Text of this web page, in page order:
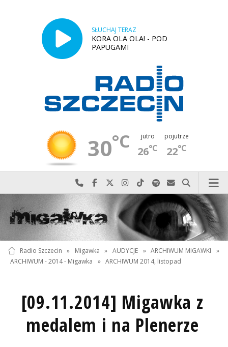
SŁUCHAJ TERAZ
KORA OLA OLA! - POD
PAPUGAMI
30°C jutro
26°C
pojutrze
22°C
Najlepiej po prostu do nas zadzwoń
Odwiedź nas na Facebook-u
Odwiedź nas na X
Odwiedź nas na Instagram-ie
Odwiedź nas na TikTok-u
Szukaj nas na Spotify
Wyślij do nas
Szukaj
Radio Szczecin » Migawka » AUDYCJE » ARCHIWUM MIGAWKI
»
ARCHIWUM - 2014 - Migawka
» ARCHIWUM 2014, listopad
[09.11.2014] Migawka z
medalem i na Plenerze